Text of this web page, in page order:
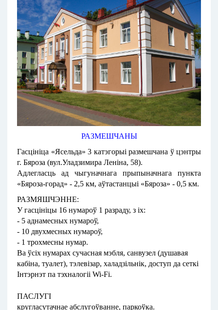
РАЗМЕШЧАНЫ
Гасцініца «Ясельда» 3 катэгорыі размешчана ў цэнтры
г. Бяроза (вул.Уладзимира Леніна, 58).
Адлегласць ад чыгуначнага прыпыначнага пункта
«Бяроза-горад» - 2,5 км, аўтастанцыі «Бяроза» - 0,5 км.
РАЗМЯШЧЭННЕ:
У гасцініцы 16 нумароў 1 разраду, з іх:
- 5 аднамесных нумароў,
- 10 двухмесных нумароў,
- 1 трохмесны нумар.
Ва ўсіх нумарах сучасная мэбля, санвузел (душавая
кабіна, туалет), тэлевізар, халадзільнік, доступ да сеткi
Інтэрнэт па тэхналогіі Wi-Fi.
ПАСЛУГІ
кругласутачнае абслугоўванне, паркоўка.